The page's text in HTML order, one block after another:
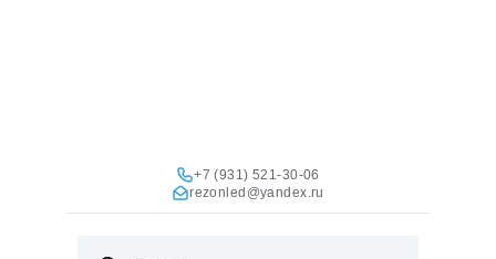
+7 (931) 521-30-06
rezonled@yandex.ru